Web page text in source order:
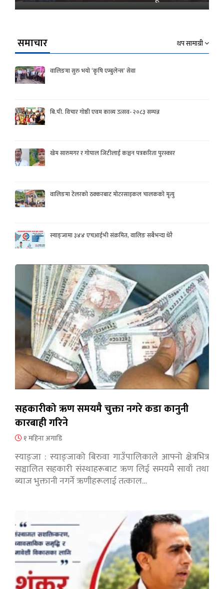
समाचार थप सामाग्री
वालिङमा सुरु भयो ‘कृषि एम्बुलेन्स’ सेवा
बि.पी. विचार गोष्ठी एवम काव्य उत्सव- २०८३ सम्पन्न
खेम सारुमगर र गोपाल जिटीलाई कञ्चन पत्रकरिता पुरस्कार
वालिङमा टेलरको ठक्करबाट मोटरसाइकल चालकको मृत्यु
स्याङ्जामा ३४४ एचआईभी संक्रमित, वालिङ सबैभन्दा धेरै
सहकारीको ऋण समयमै चुक्ता नगरे कडा कानुनी
कारबाही गरिने
१ महिना अगाडि
स्याङ्जा : स्याङ्जाको बिरुवा गाउँपालिकाले आफ्नो क्षेत्रभित्र
सञ्चालित सहकारी संस्थाहरूबाट ऋण लिई समयमै सावाँ तथा
ब्याज भुक्तानी नगर्ने ऋणीहरूलाई तत्काल…